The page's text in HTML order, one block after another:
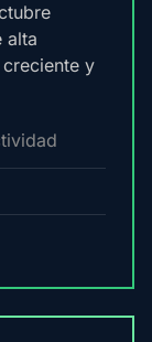
alta
y